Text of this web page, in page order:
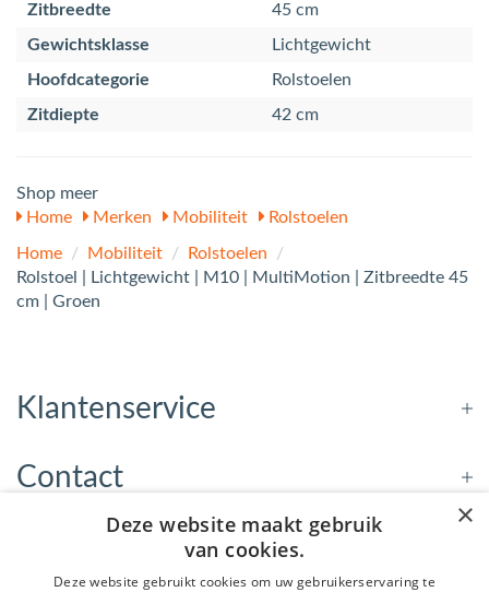
Zitbreedte
45 cm
Gewichtsklasse
Lichtgewicht
Hoofdcategorie
Rolstoelen
Zitdiepte
42 cm
Shop meer
Home
Merken Mobiliteit Rolstoelen
Home / Mobiliteit / Rolstoelen
/
Rolstoel | Lichtgewicht | M10 | MultiMotion | Zitbreedte 45
cm | Groen
Klantenservice
Contact
Openingstijden
×
Deze website maakt gebruik
van cookies.
Deze website gebruikt cookies om uw gebruikerservaring te